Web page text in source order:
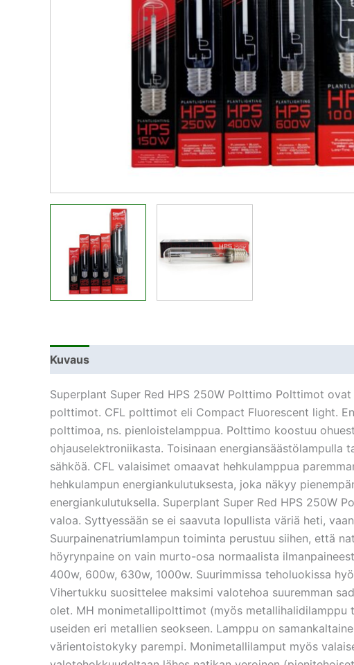
Kuvaus
Superplant Super Red HPS 250W Polttimo Polttimot
polttimot. CFL polttimot eli Compact Fluorescent light.
polttimoa, ns. pienloistelamppua. Polttimo koostuu
ohjauselektroniikasta. Toisinaan
sähköä. CFL valaisimet omaavat hehkulamppua
hehkulampun energiankulutuksesta, joka näkyy
energiankulutuksella. Superplant Super Red HPS 250W
valoa. Syttyessään se ei saavuta lopullista väriä heti,
Suurpainenatriumlampun toiminta perustuu siihen, että
höyrynpaine on vain murto-osa normaalista
400w, 600w, 630w, 1000w. Suurimmissa teholuokissa
Vihertukku suosittelee maksimi valotehoa suuremman
olet. MH monimetallipolttimot (myös
useiden eri metallien seokseen. Lamppu on
värientoistokyky parempi. Monimetallilamput myös